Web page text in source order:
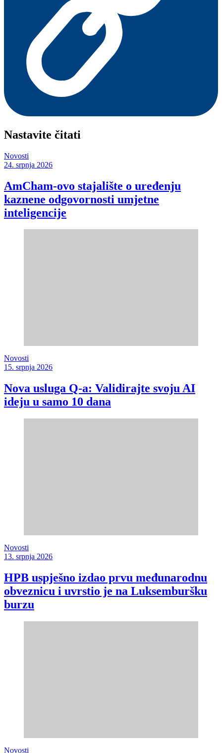
Nastavite čitati
Novosti
24. srpnja 2026
AmCham-ovo stajalište o uređenju
kaznene odgovornosti umjetne
inteligencije
Novosti
15. srpnja 2026
Nova usluga Q-a: Validirajte svoju AI
ideju u samo 10 dana
Novosti
13. srpnja 2026
HPB uspješno izdao prvu međunarodnu
obveznicu i uvrstio je na Luksemburšku
burzu
Novosti